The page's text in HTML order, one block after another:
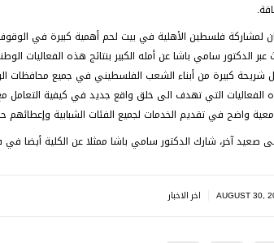
لمشاركة فلسطين الأهلية في بيت لحم أهمية كبيرة في
عبر الدكتور سامي باشا عن أمله الكبير بنتائج هذه
شريحة كبيرة من أبناء الشعب الفلسطيني في جميع محافظات
الفعاليات التي تهدف الى خلق واقع جديد في كيفية
واضح في تقديم الخدمات لجميع الفئات الشبابية
آخر، شارك الدكتور سامي باشا ممثلا عن الكلية أيضا في فعالية مرور 20 عاما على وجود منظمة أطباء بلا
AUGUST 30, اخر الاخبار